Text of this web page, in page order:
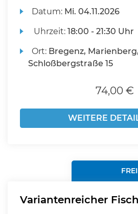
Datum: Mi. 04.11.2026
Uhrzeit:18:00 - 21:30 Uhr
Ort: Bregenz,
Schloßbergstraße 15
74,00 €
WEITERE
Variantenreicher